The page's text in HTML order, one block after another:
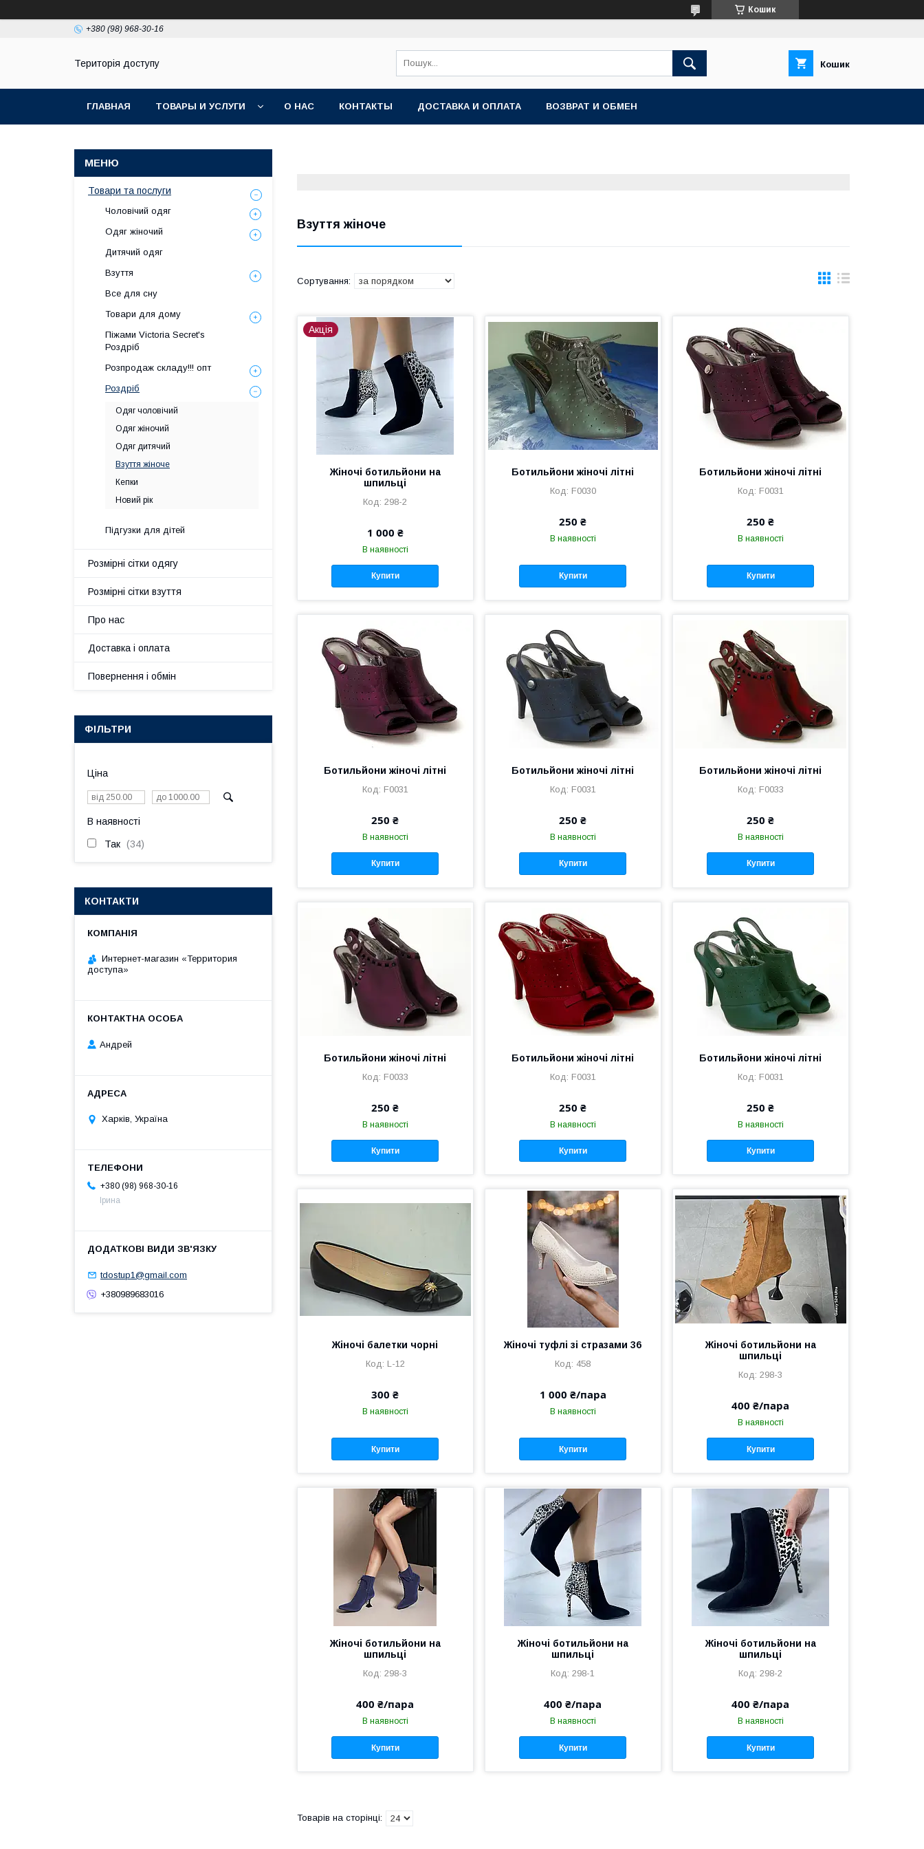
Кошик
+380 (98) 968-30-16
Територія доступу Кошик
ГЛАВНАЯ ТОВАРЫ И УСЛУГИ О НАС КОНТАКТЫ ДОСТАВКА И ОПЛАТА ВОЗВРАТ И ОБМЕН
Взуття жіноче
Акція
Жіночі ботильйони на
шпильці
298-2
1 000 ₴
В наявності
Купити
Ботильйони жіночі літні
F0030
250 ₴
В наявності
Купити
Ботильйони жіночі літні
F0031
250 ₴
В наявності
Купити
Ботильйони жіночі літні
F0031
250 ₴
В наявності
Купити
Ботильйони жіночі літні
F0031
250 ₴
В наявності
Купити
Ботильйони жіночі літні
F0033
250 ₴
В наявності
Купити
Ботильйони жіночі літні
F0033
250 ₴
В наявності
Купити
Ботильйони жіночі літні
F0031
250 ₴
В наявності
Купити
Ботильйони жіночі літні
F0031
250 ₴
В наявності
Купити
Жіночі балетки чорні
L-12
300 ₴
В наявності
Купити
Жіночі туфлі зі стразами 36
458
1 000 ₴/пара
В наявності
Купити
Жіночі ботильйони на
шпильці
298-3
400 ₴/пара
В наявності
Купити
Жіночі ботильйони на
шпильці
298-3
400 ₴/пара
В наявності
Купити
Жіночі ботильйони на
шпильці
298-1
400 ₴/пара
В наявності
Купити
Жіночі ботильйони на
шпильці
298-2
400 ₴/пара
В наявності
Купити
Товари та послуги
Чоловічий одяг
Одяг жіночий
Дитячий одяг
Взуття
Все для сну
Товари для дому
Піжами Victoria Secret's
Роздріб
Розпродаж складу!!! опт
Роздріб
Одяг чоловічий
Одяг жіночий
Одяг дитячий
Взуття жіноче
Кепки
Новий рік
Підгузки для дітей
Розмірні сітки одягу
Розмірні сітки взуття
Про нас
Доставка і оплата
Повернення і обмін
ФІЛЬТРИ
Ціна
В наявності
Так 34
КОНТАКТИ
Интернет-магазин «Территория
доступа»
Андрей
Харків, Україна
+380 (98) 968-30-16
Ірина
tdostup1@gmail.com
+380989683016